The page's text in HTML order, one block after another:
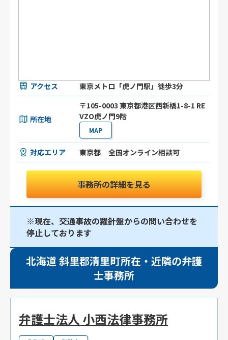
アクセス 東京メトロ「虎ノ門駅」徒歩3分
所在地
〒105-0003 東京都港区⻄新橋1-8-1 RE
VZO虎ノ門9階
MAP
対応エリア 東京都 全国オンライン相談可
事務所の詳細を見る
※現在、交通事故の羅針盤からの問い合わせを
停止しております
北海道 斜里郡清里町所在・近隣の弁護
士事務所
弁護士法人 小西法律事務所